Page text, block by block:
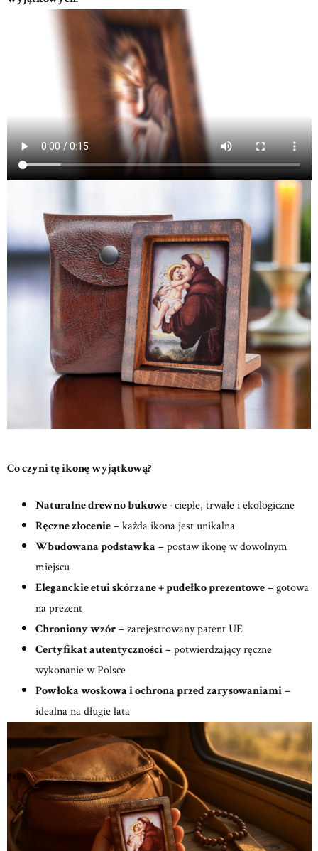
Co czyni tę ikonę wyjątkową?
Naturalne drewno bukowe -ciepłe, trwałe i ekologiczne
Ręczne złocenie– każda ikona jest unikalna
Wbudowana podstawka – postaw ikonę w dowolnym
miejscu
Eleganckie etui skórzane + pudełko prezentowe– gotowa
na prezent
Chroniony wzór– zarejestrowany patent UE
Certyfikat autentyczności– potwierdzający ręczne
wykonanie w Polsce
Powłoka woskowa i ochrona przed zarysowaniami–
idealna na długie lata